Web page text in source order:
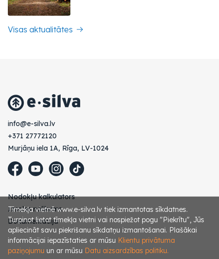
Visas aktualitātes
vl.avlis-e@ofni
+371 27772120
Murjāņu iela 1A, Rīga, LV-1024
Nodokļu kalkulators
Izsoles nolikums
Dokumentācija
Tīmekļa vietnē www.e-silva.lv tiek izmantotas sīkdatnes.
Turpinot lietot tīmekļa vietni vai nospiežot pogu "Piekrītu", Jūs
apliecināt savu piekrišanu sīkdatņu izmantošanai. Plašākai
informācijai iepazīstaties ar mūsu Klientu privātuma
paziņojumu un ar mūsu Datu aizsardzības politiku.